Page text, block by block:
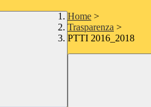
Home >
Trasparenza >
PTTI 2016_2018